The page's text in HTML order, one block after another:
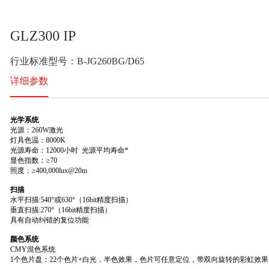
GLZ300 IP
行业标准型号：B-JG260BG/D65
详细参数
光学系统
光源：260W激光
灯具色温：8000K
光源寿命：12000小时 光源平均寿命*
显色指数：≥70
照度：≥400,000lux@20m
扫描
水平扫描:540°或630°（16bit精度扫描）
垂直扫描:270°（16bit精度扫描）
具有自动纠错的复位功能
颜色系统
CMY混色系统
1个色片盘：22个色片+白光，半色效果，色片可任意定位，带双向旋转的彩虹效果